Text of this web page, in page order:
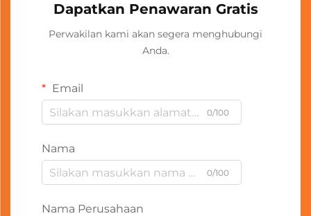
Dapatkan Penawaran Gratis
Perwakilan kami akan segera menghubungi
Anda.
Email
0/100
Nama
0/100
Nama Perusahaan